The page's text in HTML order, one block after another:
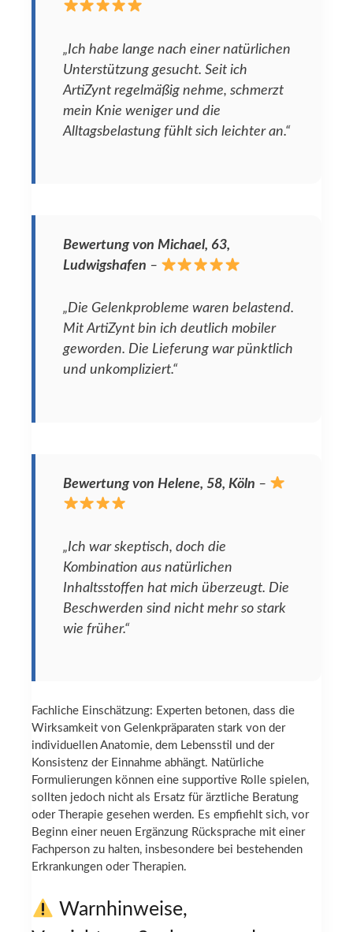
„Ich habe lange nach einer natürlichen
Unterstützung gesucht. Seit ich
ArtiZynt regelmäßig nehme, schmerzt
mein Knie weniger und die
Alltagsbelastung fühlt sich leichter an.“
Bewertung von Michael, 63,
Ludwigshafen –
„Die Gelenkprobleme waren belastend.
Mit ArtiZynt bin ich deutlich mobiler
geworden. Die Lieferung war pünktlich
und unkompliziert.“
Bewertung von Helene, 58, Köln –
„Ich war skeptisch, doch die
Kombination aus natürlichen
Inhaltsstoffen hat mich überzeugt. Die
Beschwerden sind nicht mehr so stark
wie früher.“
Fachliche Einschätzung: Experten betonen, dass die
Wirksamkeit von Gelenkpräparaten stark von der
individuellen Anatomie, dem Lebensstil und der
Konsistenz der Einnahme abhängt. Natürliche
Formulierungen können eine supportive Rolle spielen,
sollten jedoch nicht als Ersatz für ärztliche Beratung
oder Therapie gesehen werden. Es empfiehlt sich, vor
Beginn einer neuen Ergänzung Rücksprache mit einer
Fachperson zu halten, insbesondere bei bestehenden
Erkrankungen oder Therapien.
Warnhinweise,